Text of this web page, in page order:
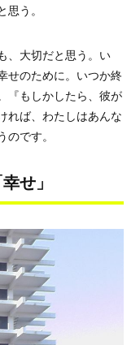
う。
、大切だと思う。い
せのために。いつか終
『もしかしたら、彼が
れば、わたしはあんな
です。
せ」